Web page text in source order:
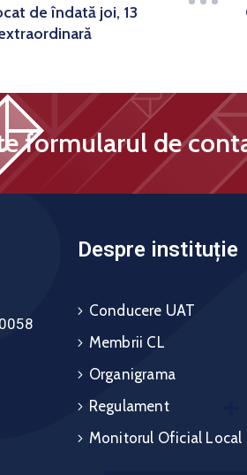
de îndată joi, 13
formularul de
Despre instituție
Conducere UAT
Membrii CL
Organigrama
Regulament
Monitorul Oficial Local